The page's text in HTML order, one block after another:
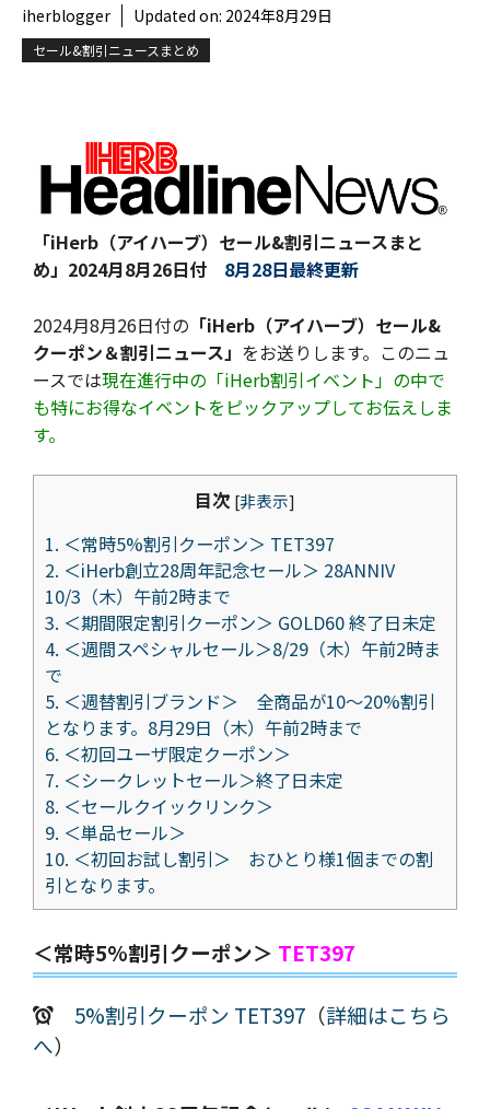
iherblogger Updated on: 2024年8月29日
セール&割引ニュースまとめ
「iHerb（アイハーブ）セール&割引ニュースまと
め」 2024月8月26日付 8月28日最終更新
2024月8月26日付の 「iHerb（アイハーブ）セール&
クーポン＆割引ニュース」 をお送りします。このニュ
ースでは現在進行中の「iHerb割引イベント」の中で
も特にお得なイベントをピックアップしてお伝えしま
す。
目次 [非表示]
1. ＜常時5%割引クーポン＞ TET397
2. ＜iHerb創立28周年記念セール＞ 28ANNIV
10/3（木）午前2時まで
3. ＜期間限定割引クーポン＞ GOLD60 終了日未定
4. ＜週間スペシャルセール＞8/29（木）午前2時ま
で
5. ＜週替割引ブランド＞ 全商品が10～20%割引
となります。8月29日（木）午前2時まで
6. ＜初回ユーザ限定クーポン＞
7. ＜シークレットセール＞終了日未定
8. ＜セールクイックリンク＞
9. ＜単品セール＞
10. ＜初回お試し割引＞ おひとり様1個までの割
引となります。
＜常時5%割引クーポン＞ TET397
5%割引クーポン TET397 （詳細はこちら
へ）